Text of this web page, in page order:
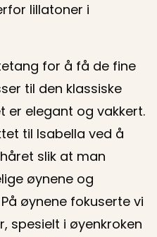
lillatoner i
for å få de fine
til den klassiske
er elegant og vakkert.
til Isabella ved å
slik at man
øynene og
øynene fokuserte vi
spesielt i øyenkroken